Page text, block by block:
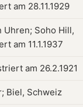
am 28.11.1929
Soho Hill,
am 11.1.1937
am 26.2.1921
Biel, Schweiz